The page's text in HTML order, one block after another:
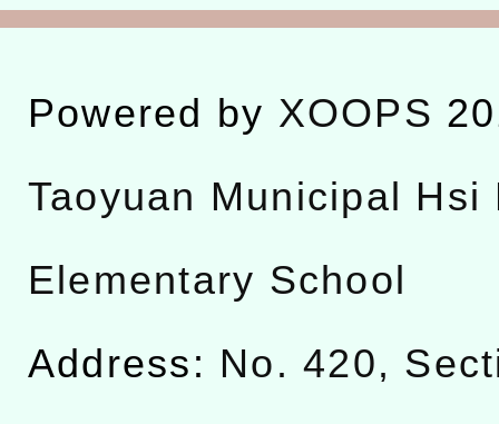
Powered by XOOPS
Taoyuan Municipal Hsi
Elementary School
Address: No. 420,